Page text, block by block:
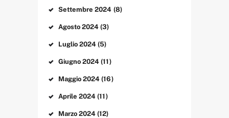
Settembre2024 (8)
Agosto 2024 (3)
Luglio 2024 (5)
Giugno 2024 (11)
Maggio 2024 (16)
Aprile 2024 (11)
Marzo 2024 (12)